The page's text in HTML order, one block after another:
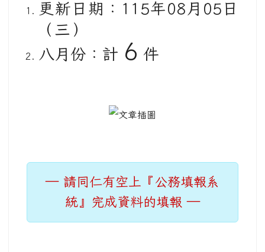
更新日期：115年08月05日
（三）
八月份：計 6 件
— 請同仁有空上『公務填報系
統』完成資料的填報 —